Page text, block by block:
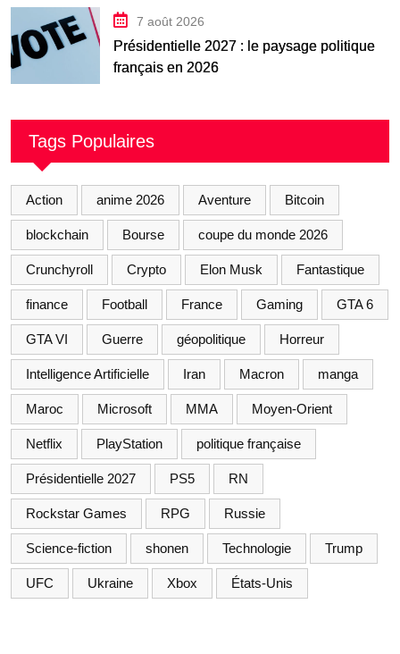
7 août 2026
Présidentielle 2027 : le paysage politique
français en 2026
Tags Populaires
Action anime 2026 Aventure Bitcoin
blockchain Bourse coupe du monde 2026
Crunchyroll Crypto Elon Musk Fantastique
finance Football France Gaming GTA 6
GTA VI Guerre géopolitique Horreur
Intelligence Artificielle Iran Macron manga
Maroc Microsoft MMA Moyen-Orient
Netflix PlayStation politique française
Présidentielle 2027 PS5 RN
Rockstar Games RPG Russie
Science-fiction shonen Technologie Trump
UFC Ukraine Xbox États-Unis